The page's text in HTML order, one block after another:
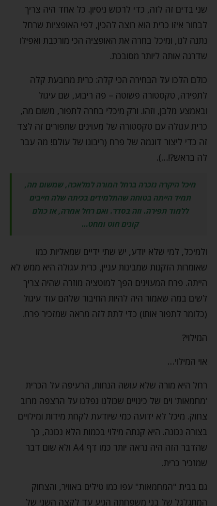
שני בדים זה לזה, כדי לרכוש ניסיון. כל אחד היה צריך
לבחור איזו כרית הוא רוצה להכין, לפי האופציות שרחל
נתנה לנו, ומיכל בחרה את האופציה הכי מורכבת ואפילו
שדרגה אותה ליותר מסובכת.
כולם הלכו על הבחירה הכי קלה: כרית מרובעת קלה
לתפירה, טקסטורה פשוטה – פה ריבוע, שם עיגול
ובאמצע מלבן, וזהו. ורק מיכלי בחרה לתפור, משום מה,
כרית עגולה עם טקסטורה של מעוינים שתפורים זה לצד
זה כדי ליצור דוגמה של פרח (ריבונו של עולם! מה עבר
לה בראש?!…).
מיכל היקרה נזכרה ברחל המורה למלאכה, שמשום מה,
תמיד הייתה בטוחה שהתלמידים בכיתה שלה חייבים
ללמוד תפירה. וזה בסדר. ואם רחל אמרה, אז כולם
קונים חוט ומחט…
ולמיכל, למי שלא יודע, יש שתי ידיים שמאליות כמו
שאומרות הזקנות שמבינות עניין, כרית עגולה היא ממש לא
הייתה. פרח המעוינים הפך למוטציה מוזרה שהיה צריך
לשים במה שאמור היה להיות החיבור שלהם עוד עיגול
(כלומר לתפור אותו) כדי לתת לזה מראה שמזכיר פרח.
המילוי?
אוי המילוי…
רחל היא מורה שלא עושה הנחות, הרעיפה על הכרית
'מחמאות' וים של כינויים שכולנו נפלנו על הרצפה מרוב
צחוק. מיכל לא ידועה כמי שיודעת לקחת מידות ומילויים
בצורה נכונה. היא קנתה מילוי בכמות הלא נכונה, כך
שהדבר הזה היה נראה יותר כמו דף A4 ולא שום דבר
שמזכיר כרית.
גם בבית "המחמאות" עפו כמו טילים באוויר, והצחוק
המתגלגל של בני משפחתה הגיע עד לקצה השני של